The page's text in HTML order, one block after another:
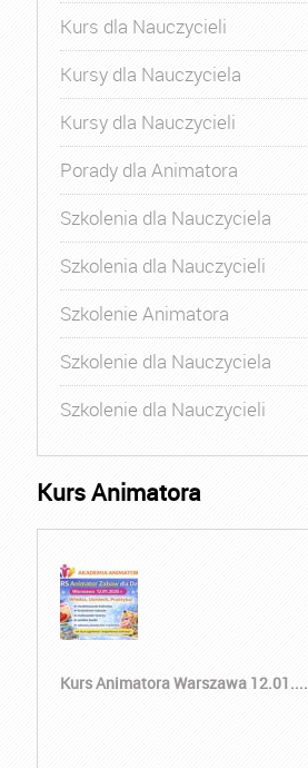
Kurs dla Nauczycieli
Kursy dla Nauczyciela
Kursy dla Nauczycieli
Porady dla Animatora
Szkolenia dla Nauczyciela
Szkolenia dla Nauczycieli
Szkolenie Animatora
Szkolenie dla Nauczyciela
Szkolenie dla Nauczycieli
Kurs Animatora
Kurs Animatora Warszawa 12.01....